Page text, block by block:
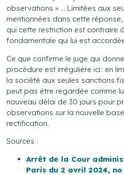
observations » … Limitées aux
mentionnées dans cette
qui cette restriction est contraire
fondamentale qui lui est
Ce que confirme le juge qui
procédure est irrégulière ici : en
la société aux seules sanctions
peut pas être regardée comme
nouveau délai de 30 jours pour
observations sur la nouvelle
rectification.
Sources :
Arrêt de la Cour
Paris du 2 avril 2024, no